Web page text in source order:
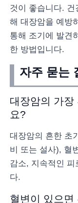
것이 좋습니다.
해 대장암을 예방
통해 조기에 발견
한 방법입니다.
자주 묻는
대장암의 가장
요?
대장암의 흔한 초
비 또는 설사), 혈
감소, 지속적인 피
다.
혈변이 있으면